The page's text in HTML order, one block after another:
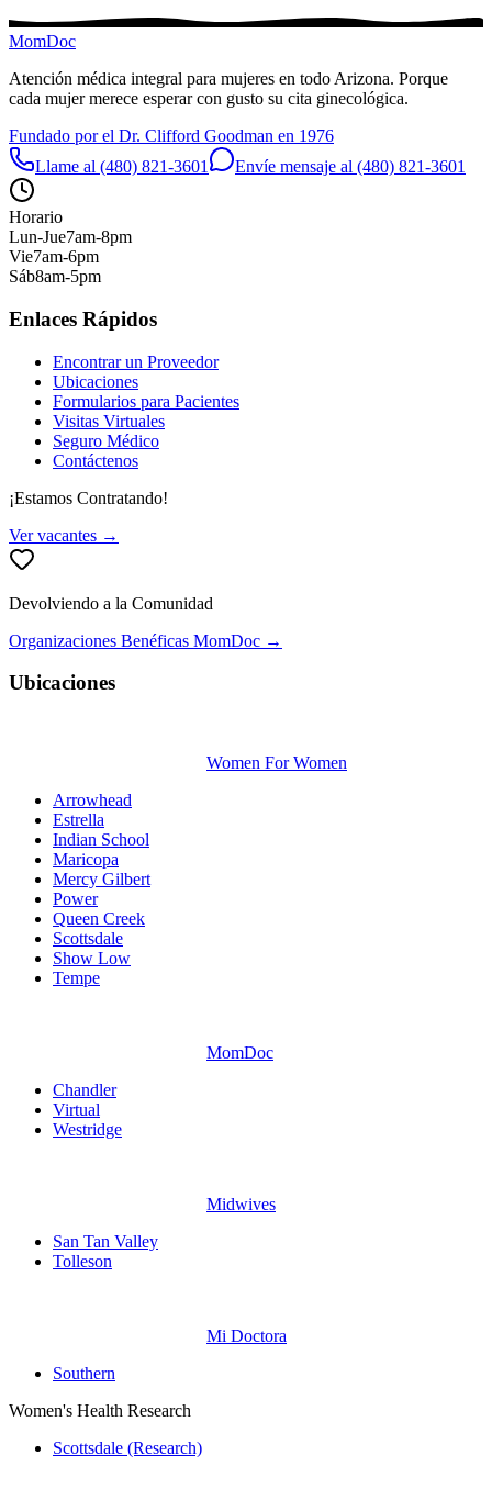
MomDoc
Atención médica integral para mujeres en todo Arizona. Porque
cada mujer merece esperar con gusto su cita ginecológica.
Fundado por el Dr. Clifford Goodman en 1976
Llame al (480) 821-3601
Envíe mensaje al (480) 821-3601
Horario
Lun-Jue7am-8pm
Vie7am-6pm
Sáb8am-5pm
Enlaces Rápidos
Encontrar un Proveedor
Ubicaciones
Formularios para Pacientes
Visitas Virtuales
Seguro Médico
Contáctenos
¡Estamos Contratando!
Ver vacantes →
Devolviendo a la Comunidad
Organizaciones Benéficas MomDoc →
Ubicaciones
Women For Women
Arrowhead
Estrella
Indian School
Maricopa
Mercy Gilbert
Power
Queen Creek
Scottsdale
Show Low
Tempe
MomDoc
Chandler
Virtual
Westridge
Midwives
San Tan Valley
Tolleson
Mi Doctora
Southern
Women's Health Research
Scottsdale (Research)